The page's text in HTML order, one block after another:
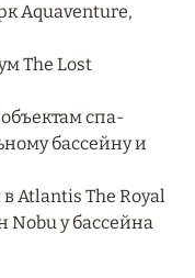
DUBAI:
НА
Aquaventure,
The Lost
спа-
бассейну и
Atlantis The Royal
Nobu у бассейна